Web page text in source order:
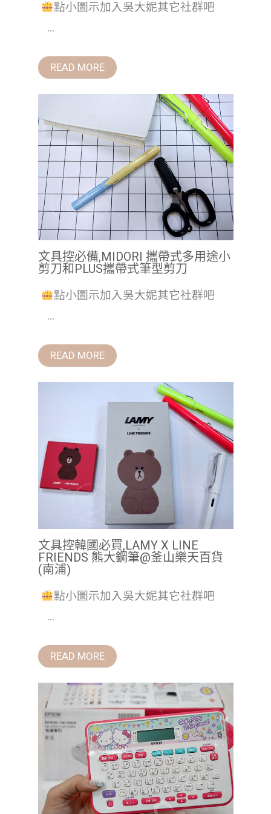
點小圖示加入吳大妮其它社群吧
...
READ MORE
文具控必備,MIDORI 攜帶式多用途小
剪刀和PLUS攜帶式筆型剪刀
點小圖示加入吳大妮其它社群吧
...
READ MORE
文具控韓國必買,LAMY X LINE
FRIENDS 熊大鋼筆@釜山樂天百貨
(南浦)
點小圖示加入吳大妮其它社群吧
...
READ MORE